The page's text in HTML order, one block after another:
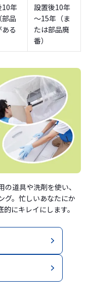
10年
品
る
設置後10年
～15年（ま
たは部品廃
番）
道具や洗剤を使い、
グ。忙しいあなたにか
にキレイにします。